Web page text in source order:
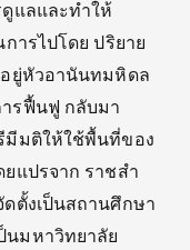
แลและทําให้
ารไปโดย ปริยาย
อยู่หัวอานันทมหิดล
รฟื้นฟู กลับมา
มีมติให้ใช้พื้นที่ของ
แปรจาก ราชสํา
ตั้งเป็นสถานศึกษา
นมหาวิทยาลัย